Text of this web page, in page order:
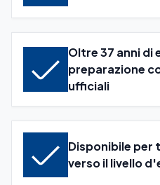
Oltre 37 anni di
preparazione
ufficiali
Disponibile per
verso il livello